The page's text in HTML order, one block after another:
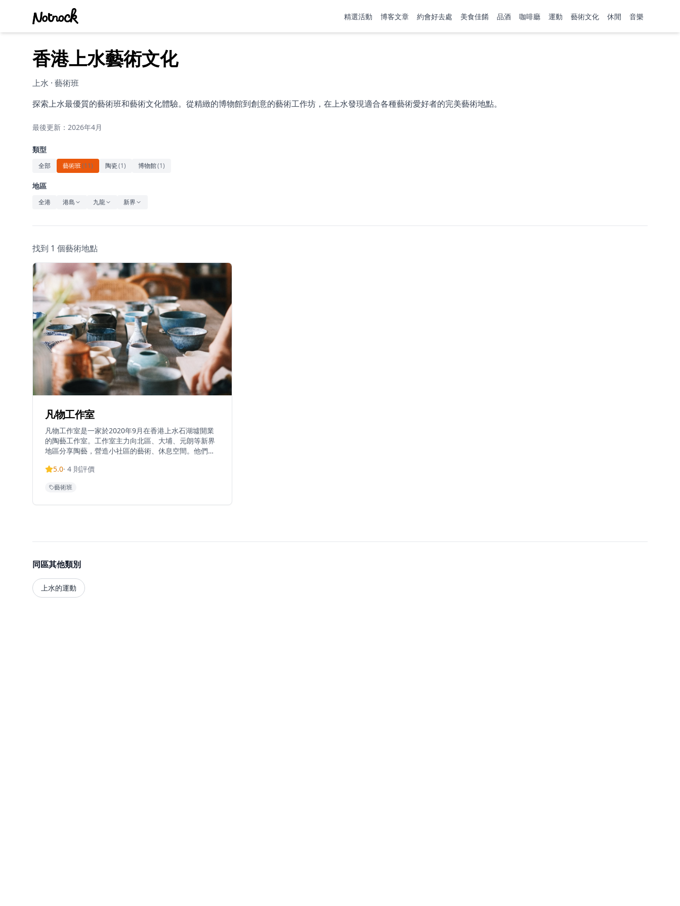
精選活動 博客文章 約會好去處 美食佳餚 品酒 咖啡廳 運動 藝術文化 休閒 音樂
香港上水藝術文化
上水 · 藝術班
探索上水最優質的藝術班和藝術文化體驗。從精緻的博物館到創意的藝術工作坊，在上水發現適合各種藝術愛好者的完美藝術地點。
最後更新：2026年4月
類型
全部 藝術班(11) 陶瓷(1) 博物館(1)
地區
全港 港島 九龍 新界
找到 1 個藝術地點
凡物工作室
凡物工作室是一家於2020年9月在香港上水石湖墟開業
的陶藝工作室。工作室主力向北區、大埔、元朗等新界
地區分享陶藝，營造小社區的藝術、休息空間。他們提
藝體驗工作坊。工作室的理念是「日常之器，自足下泥
可參考Instagram highlight時間表。工作室期望與泥
的課程。工作室還提供陶瓷訂製服務，可以根據客人的
藝不僅是一門手藝，更是一種生活態度，讓人在忙碌的
都市生活中找到內心的平靜和滿足。
5.0· 4 則評價
藝術班
同區其他類別
上水的運動